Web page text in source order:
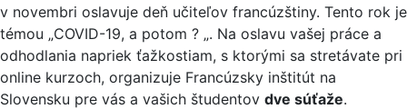
v novembri oslavuje deň učiteľov francúzštiny. Tento rok je
témou „COVID-19, a potom ? „. Na oslavu vašej práce a
odhodlania napriek ťažkostiam, s ktorými sa stretávate pri
online kurzoch, organizuje Francúzsky inštitút na
Slovensku pre vás a vašich študentov dve súťaže.